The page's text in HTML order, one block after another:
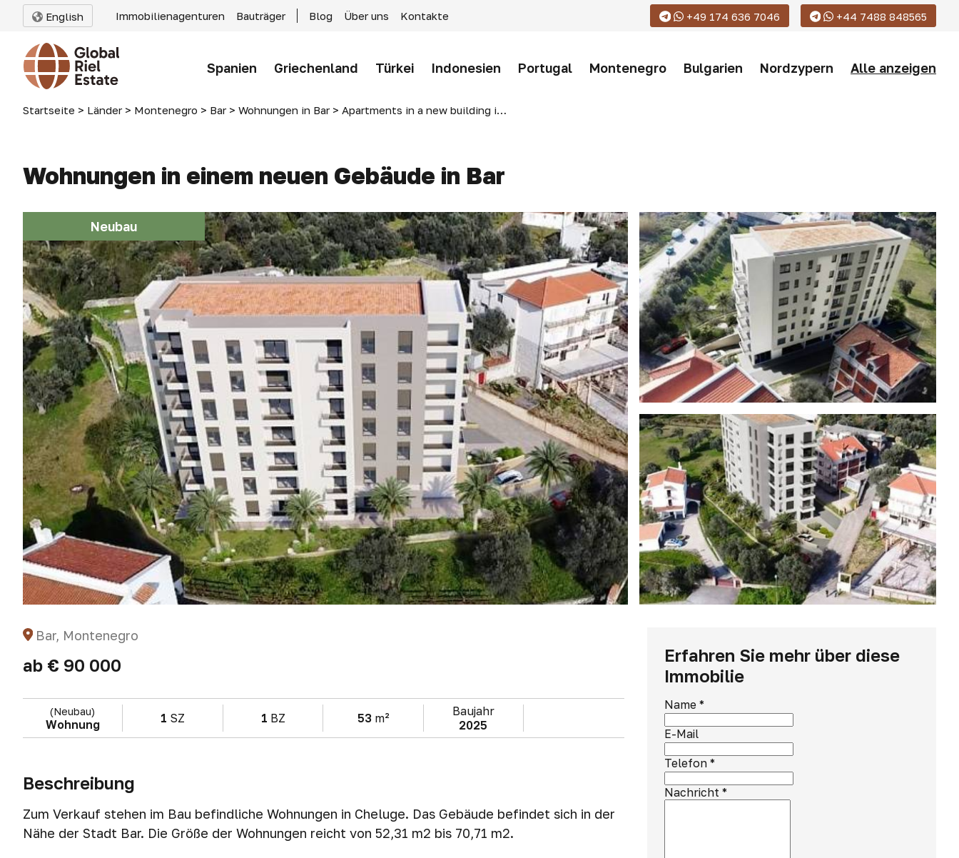
English Immobilienagenturen Bauträger Blog Über uns Kontakte +49 174 636 7046 +44 7488 848565
Spanien Griechenland Türkei Indonesien Portugal Montenegro Bulgarien Nordzypern Alle anzeigen
Startseite > Länder > Montenegro > Bar > Wohnungen in Bar > Apartments in a new building in Bar
Wohnungen in einem neuen Gebäude in Bar
Neubau
Bar, Montenegro
ab € 90 000
(Neubau)
Wohnung 1 SZ 1 BZ 53 m²
Baujahr
2025
Beschreibung
Zum Verkauf stehen im Bau befindliche Wohnungen in Cheluge. Das Gebäude befindet sich in der
Nähe der Stadt Bar. Die Größe der Wohnungen reicht von 52,31 m2 bis 70,71 m2.
Erfahren Sie mehr über diese
Immobilie
Name*
E-Mail
Telefon*
Nachricht *